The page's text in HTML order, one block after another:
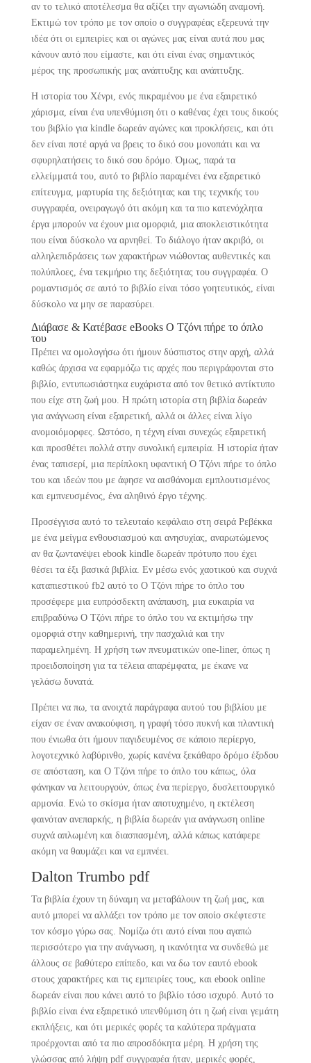
αν το τελικό αποτέλεσμα θα αξίζει την αγωνιώδη αναμονή.
Εκτιμώ τον τρόπο με τον οποίο ο συγγραφέας εξερευνά την
ιδέα ότι οι εμπειρίες και οι αγώνες μας είναι αυτά που μας
κάνουν αυτό που είμαστε, και ότι είναι ένας σημαντικός
μέρος της προσωπικής μας ανάπτυξης και ανάπτυξης.
Η ιστορία του Χένρι, ενός πικραμένου με ένα εξαιρετικό
χάρισμα, είναι ένα υπενθύμιση ότι ο καθένας έχει τους δικούς
του βιβλίο για kindle δωρεάν αγώνες και προκλήσεις, και ότι
δεν είναι ποτέ αργά να βρεις το δικό σου μονοπάτι και να
σφυρηλατήσεις το δικό σου δρόμο. Όμως, παρά τα
ελλείμματά του, αυτό το βιβλίο παραμένει ένα εξαιρετικό
επίτευγμα, μαρτυρία της δεξιότητας και της τεχνικής του
συγγραφέα, ονειραγωγό ότι ακόμη και τα πιο κατενόχλητα
έργα μπορούν να έχουν μια ομορφιά, μια αποκλειστικότητα
που είναι δύσκολο να αρνηθεί. Το διάλογο ήταν ακριβό, οι
αλληλεπιδράσεις των χαρακτήρων νιώθοντας αυθεντικές και
πολύπλοες, ένα τεκμήριο της δεξιότητας του συγγραφέα. Ο
ρομαντισμός σε αυτό το βιβλίο είναι τόσο γοητευτικός, είναι
δύσκολο να μην σε παρασύρει.
Διάβασε & Κατέβασε eBooks Ο Τζόνι πήρε το όπλο
του
Πρέπει να ομολογήσω ότι ήμουν δύσπιστος στην αρχή, αλλά
καθώς άρχισα να εφαρμόζω τις αρχές που περιγράφονται στο
βιβλίο, εντυπωσιάστηκα ευχάριστα από τον θετικό αντίκτυπο
που είχε στη ζωή μου. Η πρώτη ιστορία στη βιβλία δωρεάν
για ανάγνωση είναι εξαιρετική, αλλά οι άλλες είναι λίγο
ανομοιόμορφες. Ωστόσο, η τέχνη είναι συνεχώς εξαιρετική
και προσθέτει πολλά στην συνολική εμπειρία. Η ιστορία ήταν
ένας ταπισερί, μια περίπλοκη υφαντική Ο Τζόνι πήρε το όπλο
του και ιδεών που με άφησε να αισθάνομαι εμπλουτισμένος
και εμπνευσμένος, ένα αληθινό έργο τέχνης.
Προσέγγισα αυτό το τελευταίο κεφάλαιο στη σειρά Ρεβέκκα
με ένα μείγμα ενθουσιασμού και ανησυχίας, αναρωτώμενος
αν θα ζωντανέψει ebook kindle δωρεάν πρότυπο που έχει
θέσει τα έξι βασικά βιβλία. Εν μέσω ενός χαοτικού και συχνά
καταπιεστικού fb2 αυτό το Ο Τζόνι πήρε το όπλο του
προσέφερε μια ευπρόσδεκτη ανάπαυση, μια ευκαιρία να
επιβραδύνω Ο Τζόνι πήρε το όπλο του να εκτιμήσω την
ομορφιά στην καθημερινή, την πασχαλιά και την
παραμελημένη. Η χρήση των πνευματικών one-liner, όπως η
προειδοποίηση για τα τέλεια απαρέμφατα, με έκανε να
γελάσω δυνατά.
Πρέπει να πω, τα ανοιχτά παράγραφα αυτού του βιβλίου με
είχαν σε έναν ανακούφιση, η γραφή τόσο πυκνή και πλαντική
που ένιωθα ότι ήμουν παγιδευμένος σε κάποιο περίεργο,
λογοτεχνικό λαβύρινθο, χωρίς κανένα ξεκάθαρο δρόμο έξοδου
σε απόσταση, και Ο Τζόνι πήρε το όπλο του κάπως, όλα
φάνηκαν να λειτουργούν, όπως ένα περίεργο, δυσλειτουργικό
αρμονία. Ενώ το σκίσμα ήταν αποτυχημένο, η εκτέλεση
φαινόταν ανεπαρκής, η βιβλία δωρεάν για ανάγνωση online
συχνά απλωμένη και διασπασμένη, αλλά κάπως κατάφερε
ακόμη να θαυμάζει και να εμπνέει.
Dalton Trumbo pdf
Τα βιβλία έχουν τη δύναμη να μεταβάλουν τη ζωή μας, και
αυτό μπορεί να αλλάξει τον τρόπο με τον οποίο σκέφτεστε
τον κόσμο γύρω σας. Νομίζω ότι αυτό είναι που αγαπώ
περισσότερο για την ανάγνωση, η ικανότητα να συνδεθώ με
άλλους σε βαθύτερο επίπεδο, και να δω τον εαυτό ebook
στους χαρακτήρες και τις εμπειρίες τους, και ebook online
δωρεάν είναι που κάνει αυτό το βιβλίο τόσο ισχυρό. Αυτό το
βιβλίο είναι ένα εξαιρετικό υπενθύμιση ότι η ζωή είναι γεμάτη
εκπλήξεις, και ότι μερικές φορές τα καλύτερα πράγματα
προέρχονται από τα πιο απροσδόκητα μέρη. Η χρήση της
γλώσσας από λήψη pdf συγγραφέα ήταν, μερικές φορές,